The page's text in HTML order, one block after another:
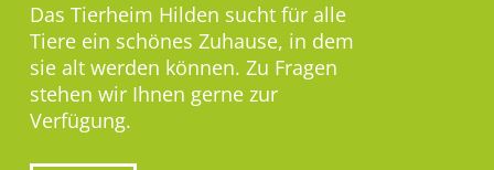
Das Tierheim Hilden sucht für alle
Tiere ein schönes Zuhause, in dem
sie alt werden können. Zu Fragen
stehen wir Ihnen gerne zur
Verfügung.